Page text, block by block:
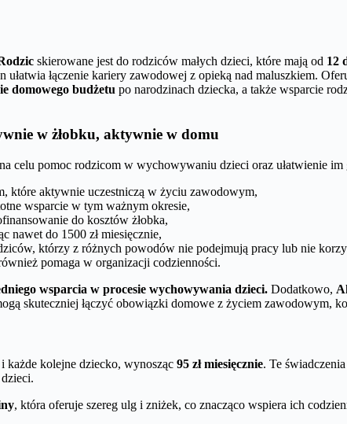
skierowane jest do rodziców małych dzieci, które mają od 12
łączenie kariery zawodowej z opieką nad maluszkiem.
domowego budżetu po narodzinach dziecka, a także wsparcie
w żłobku, aktywnie w domu
celu pomoc rodzicom w wychowywaniu dzieci oraz ułatwienie im
które aktywnie uczestniczą w życiu zawodowym,
wsparcie w tym ważnym okresie,
do kosztów żłobka,
nawet do 1500 zł miesięcznie,
którzy z różnych powodów nie podejmują pracy lub nie
pomaga w organizacji codzienności.
wsparcia w procesie wychowywania dzieci. Dodatkowo,
skuteczniej łączyć obowiązki domowe z życiem zawodowym,
każde kolejne dziecko, wynosząc 95 zł miesięcznie. Te
, która oferuje szereg ulg i zniżek, co znacząco wspiera ich